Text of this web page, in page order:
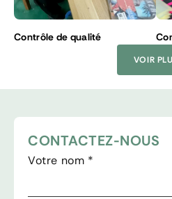
Contrôle de qualité
VOIR
CONTACTEZ-NOUS
Votre nom *